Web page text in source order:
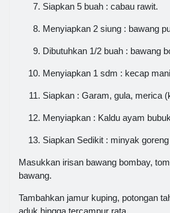
Siapkan 5 buah : cabau rawit.
Menyiapkan 2 siung : bawang
Dibutuhkan 1/2 buah : bawang
Menyiapkan 1 sdm : kecap
Siapkan : Garam, gula, merica
Menyiapkan : Kaldu ayam
Siapkan Sedikit : minyak
Masukkan irisan bawang bombay,
bawang.
Tambahkan jamur kuping, potongan
aduk hingga tercampur rata.